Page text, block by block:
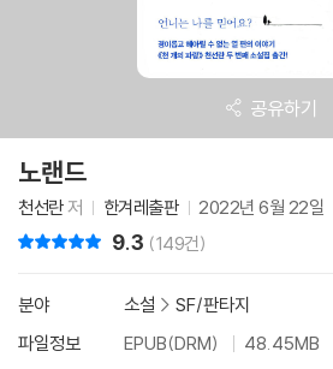
공유하기
노랜드
천선란저 한겨레출판 2022년 6월 22일
9.3 (149건)
분야 소설 > SF/판타지
파일정보
EPUB(DRM)
48.45MB